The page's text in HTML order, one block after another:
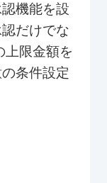
機能を設
だけでな
上限金額を
条件設定